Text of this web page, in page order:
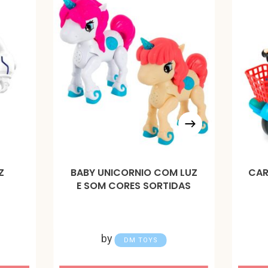
BABY UNICORNIO COM LUZ
E SOM CORES SORTIDAS
by DM TOYS